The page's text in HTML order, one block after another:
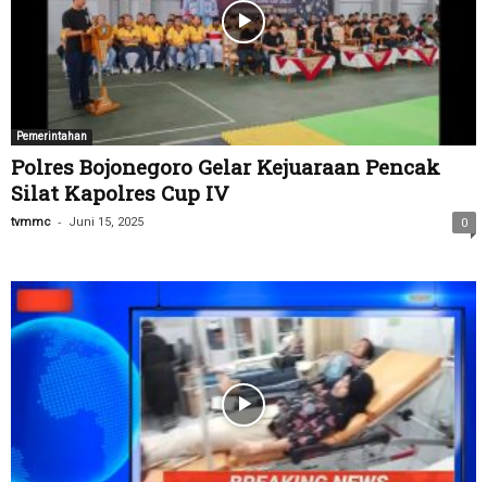
Pemerintahan
Polres Bojonegoro Gelar Kejuaraan Pencak
Silat Kapolres Cup IV
tvmmc - Juni 15, 2025 0